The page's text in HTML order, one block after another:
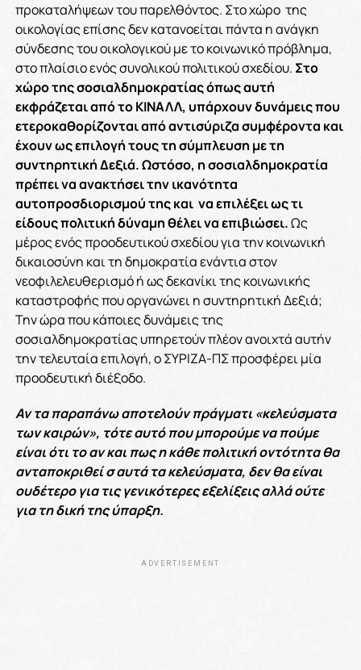
προκαταλήψεων του παρελθόντος. Στο χώρο της
οικολογίας επίσης δεν κατανοείται πάντα η ανάγκη
σύνδεσης του οικολογικού με το κοινωνικό πρόβλημα,
στο πλαίσιο ενός συνολικού πολιτικού σχεδίου. Στο
χώρο της σοσιαλδημοκρατίας όπως αυτή
εκφράζεται από το ΚΙΝΑΛΛ, υπάρχουν δυνάμεις που
ετεροκαθορίζονται από αντισύριζα συμφέροντα και
έχουν ως επιλογή τους τη σύμπλευση με τη
συντηρητική Δεξιά. Ωστόσο, η σοσιαλδημοκρατία
πρέπει να ανακτήσει την ικανότητα
αυτοπροσδιορισμού της και να επιλέξει ως τι
είδους πολιτική δύναμη θέλει να επιβιώσει.Ως
μέρος ενός προοδευτικού σχεδίου για την κοινωνική
δικαιοσύνη και τη δημοκρατία ενάντια στον
νεοφιλελευθερισμό ή ως δεκανίκι της κοινωνικής
καταστροφής που οργανώνει η συντηρητική Δεξιά;
Την ώρα που κάποιες δυνάμεις της
σοσιαλδημοκρατίας υπηρετούν πλέον ανοιχτά αυτήν
την τελευταία επιλογή, ο ΣΥΡΙΖΑ-ΠΣ προσφέρει μία
προοδευτική διέξοδο.
Αν τα παραπάνω αποτελούν πράγματι «κελεύσματα
των καιρών», τότε αυτό που μπορούμε να πούμε
είναι ότι το αν και πως η κάθε πολιτική οντότητα θα
ανταποκριθεί σ αυτά τα κελεύσματα, δεν θα είναι
ουδέτερο για τις γενικότερες εξελίξεις αλλά ούτε
για τη δική της ύπαρξη.
ADVERTISEMENT